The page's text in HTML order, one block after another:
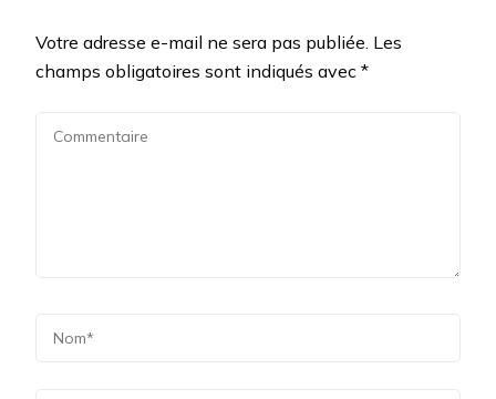
Votre adresse e-mail ne sera pas publiée. Les
champs obligatoires sont indiqués avec *